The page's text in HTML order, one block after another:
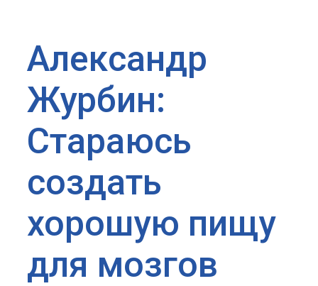
Александр
Журбин:
Стараюсь
создать
хорошую пищу
для мозгов